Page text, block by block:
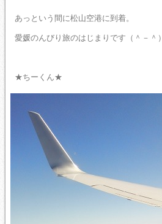
あっという間に松山空港に到着。
愛媛のんびり旅のはじまりです（＾－＾）
★ちーくん★